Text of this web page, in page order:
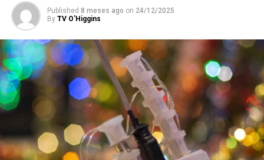
Published 8 meses ago on 24/12/2025
By TV O'Higgins